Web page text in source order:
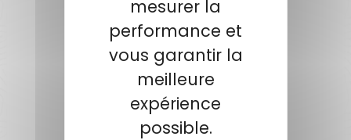
PAIEMENT SÉCURISÉ
Payer en toute sécurité
SERVICE APRÈS-VENTE
Qualifié et réactif
mesurer la
performance et
vous garantir la
meilleure
expérience
possible.